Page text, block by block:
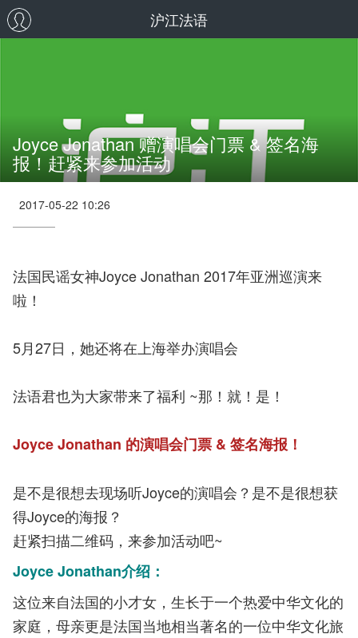
沪江法语
Joyce Jonathan 赠演唱会门票 & 签名海
报！赶紧来参加活动
2017-05-22 10:26
法国民谣女神Joyce Jonathan 2017年亚洲巡演来
啦！
5月27日，她还将在上海举办演唱会
法语君也为大家带来了福利 ~那！就！是！
Joyce Jonathan 的演唱会门票 & 签名海报！
是不是很想去现场听Joyce的演唱会？是不是很想获
得Joyce的海报？
赶紧扫描二维码，来参加活动吧~
Joyce Jonathan介绍：
这位来自法国的小才女，生长于一个热爱中华文化的
家庭，母亲更是法国当地相当著名的一位中华文化旅